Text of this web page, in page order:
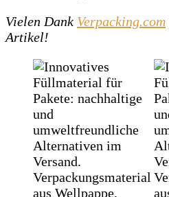
Vielen Dank Verpacking.com
Artikel!